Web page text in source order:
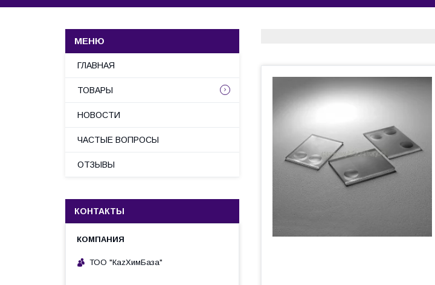
ГЛАВНАЯ
ТОВАРЫ
НОВОСТИ
ЧАСТЫЕ ВОПРОСЫ
ОТЗЫВЫ
КОНТАКТЫ
ТОО "КаzХимБаза"